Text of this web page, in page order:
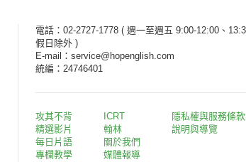
電話：02-2727-1778 ( 週一至週五 9:00-12:00、
假日除外 )
E-mail：service@hopenglish.com
統編：24746401
攻其不背
精選影片
每日片語
專欄教學
ICRT
翰林
關於我們
媒體報導
隱私權與服務條款
說明與導覽